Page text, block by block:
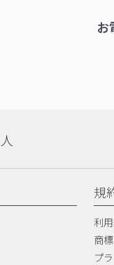
お
人
規
利
商
プ